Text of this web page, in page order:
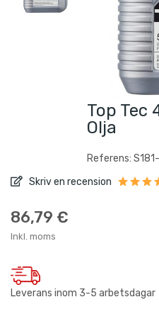
Top Tec
Olja
Referens:
Skriv en recension
86,79 €
Inkl. moms
Leverans inom 3-5 arbetsdagar